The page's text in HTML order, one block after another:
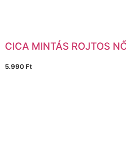
CICA MINTÁS ROJTOS
5.990Ft